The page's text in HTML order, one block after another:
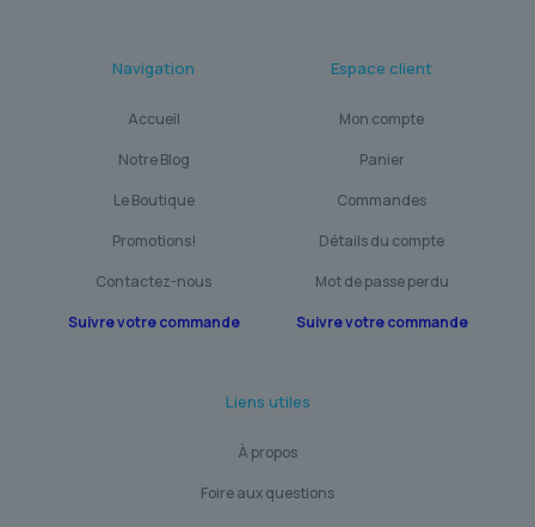
Navigation
Accueil
Notre Blog
Le Boutique
Promotions!
Contactez-nous
Suivre votre commande
Espace client
Mon compte
Panier
Commandes
Détails du compte
Mot de passe perdu
Suivre votre commande
Liens utiles
À propos
Foire aux questions